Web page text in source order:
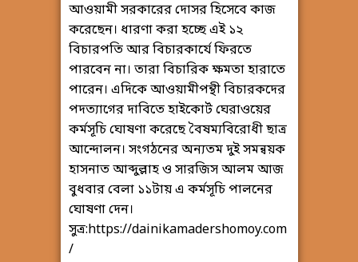
আওয়ামী সরকারের দোসর হিসেবে কাজ
করেছেন। ধারণা করা হচ্ছে এই ১২
বিচারপতি আর বিচারকার্যে ফিরতে
পারবেন না। তারা বিচারিক ক্ষমতা হারাতে
পারেন। এদিকে আওয়ামীপন্থী বিচারকদের
পদত্যাগের দাবিতে হাইকোর্ট ঘেরাওয়ের
কর্মসূচি ঘোষণা করেছে বৈষম্যবিরোধী ছাত্র
আন্দোলন। সংগঠনের অন্যতম দুই সমন্বয়ক
হাসনাত আব্দুল্লাহ ও সারজিস আলম আজ
বুধবার বেলা ১১টায় এ কর্মসূচি পালনের
ঘোষণা দেন।
সুত্র:https://dainikamadershomoy.com
/